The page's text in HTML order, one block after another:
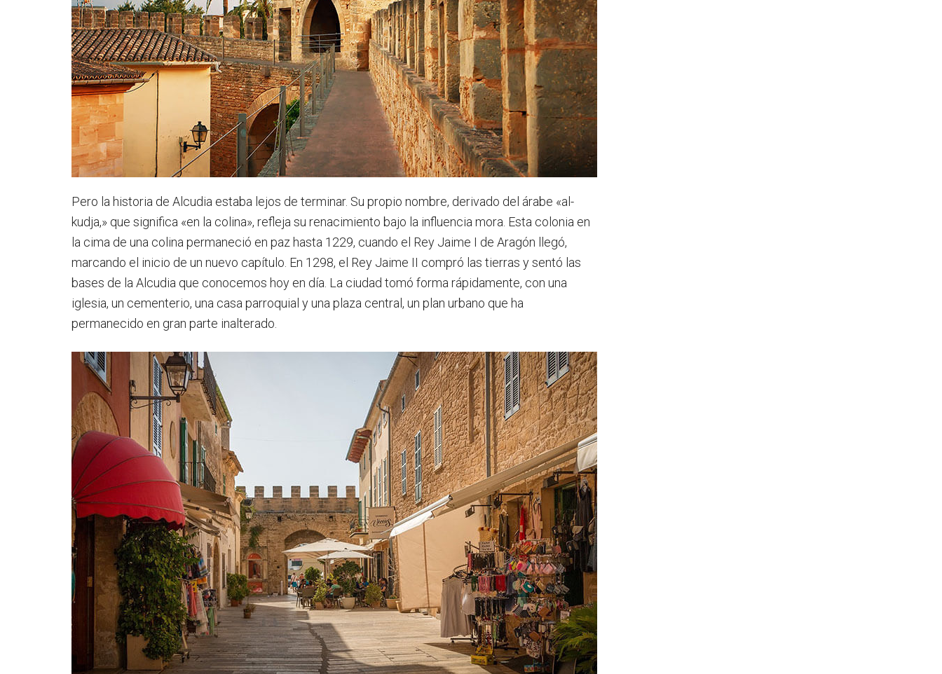
Pero la historia de Alcudia estaba lejos de terminar. Su propio nombre, derivado del árabe «al-
kudja,» que significa «en la colina», refleja su renacimiento bajo la influencia mora. Esta colonia en
la cima de una colina permaneció en paz hasta 1229, cuando el Rey Jaime I de Aragón llegó,
marcando el inicio de un nuevo capítulo. En 1298, el Rey Jaime II compró las tierras y sentó las
bases de la Alcudia que conocemos hoy en día. La ciudad tomó forma rápidamente, con una
iglesia, un cementerio, una casa parroquial y una plaza central, un plan urbano que ha
permanecido en gran parte inalterado.